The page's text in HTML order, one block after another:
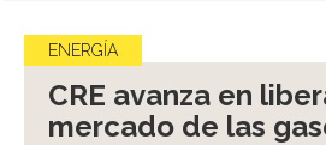
ENERGÍA
CRE avanza en
mercado de las